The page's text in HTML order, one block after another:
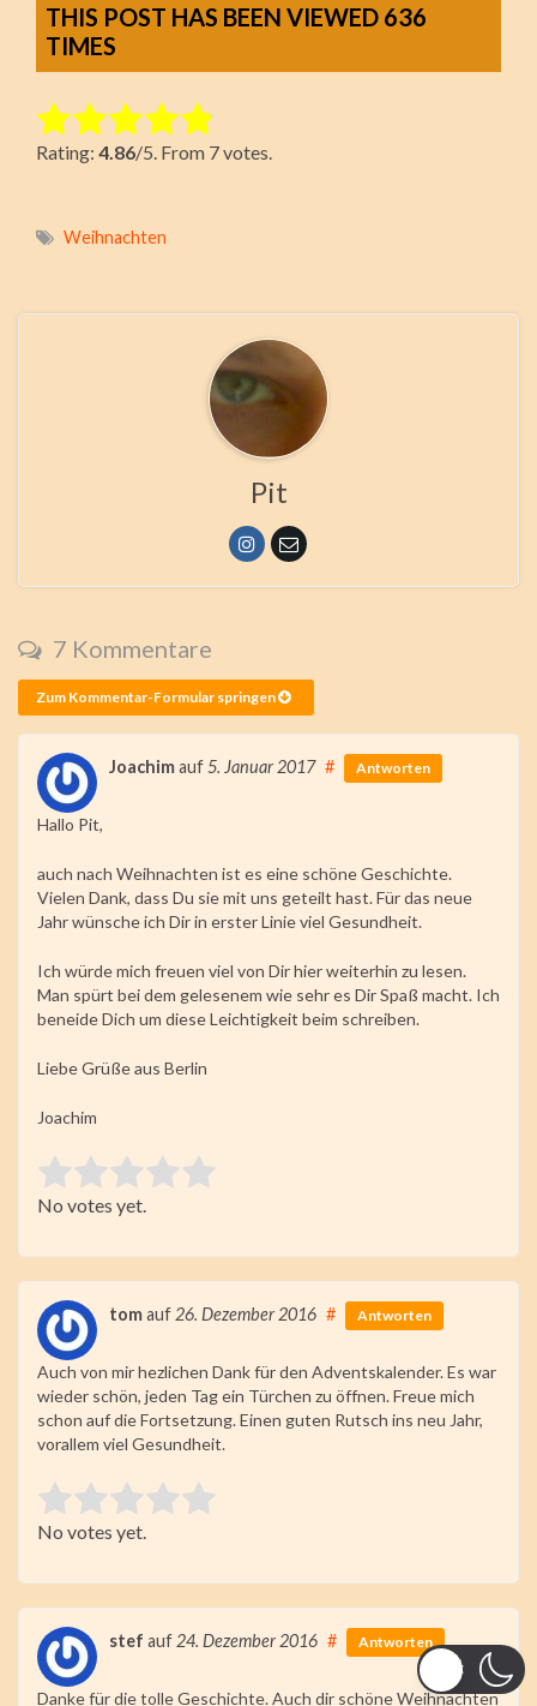
THIS POST HAS BEEN VIEWED 636
TIMES
Rate this item:
Submit Rating
Rating: 4.86/5. From 7 votes.
Weihnachten
Pit
7 Kommentare
Zum Kommentar-Formular springen
Joachimauf5. Januar 2017 # Antworten
Hallo Pit,
auch nach Weihnachten ist es eine schöne Geschichte.
Vielen Dank, dass Du sie mit uns geteilt hast. Für das neue
Jahr wünsche ich Dir in erster Linie viel Gesundheit.
Ich würde mich freuen viel von Dir hier weiterhin zu lesen.
Man spürt bei dem gelesenem wie sehr es Dir Spaß macht. Ich
beneide Dich um diese Leichtigkeit beim schreiben.
Liebe Grüße aus Berlin
Joachim
Rate this item:
Submit Rating
No votes yet.
tomauf 26. Dezember 2016 # Antworten
Auch von mir hezlichen Dank für den Adventskalender. Es war
wieder schön, jeden Tag ein Türchen zu öffnen. Freue mich
schon auf die Fortsetzung. Einen guten Rutsch ins neu Jahr,
vorallem viel Gesundheit.
Rate this item:
Submit Rating
No votes yet.
stef auf 24. Dezember 2016 # Antworten
Danke für die tolle Geschichte. Auch dir schöne Weihnachten